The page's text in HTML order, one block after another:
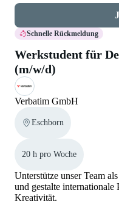
Schnelle Rückmeldung
Werkstudent für
(m/w/d)
Verbatim GmbH
Eschborn
20 h pro Woche
Unterstütze unser Team
und gestalte
Kreativität.